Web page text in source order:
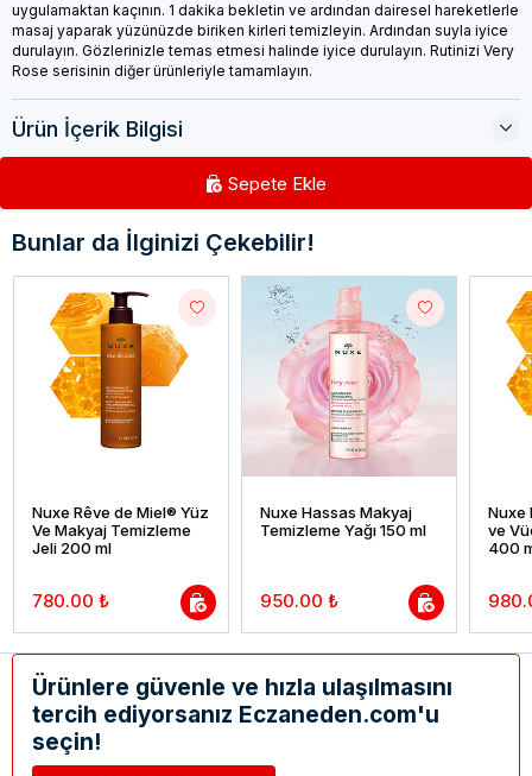
uygulamaktan kaçının. 1 dakika bekletin ve ardından dairesel hareketlerle
masaj yaparak yüzünüzde biriken kirleri temizleyin. Ardından suyla iyice
durulayın. Gözlerinizle temas etmesi halinde iyice durulayın. Rutinizi Very
Rose serisinin diğer ürünleriyle tamamlayın.
Ürün İçerik Bilgisi
Sepete Ekle
Bunlar da İlginizi Çekebilir!
Nuxe Rêve de Miel® Yüz
Ve Makyaj Temizleme
Jeli 200 ml
780.00 ₺
Nuxe Hassas Makyaj
Temizleme Yağı 150 ml
950.00 ₺
Nuxe
ve
400
Ürünlere güvenle ve hızla ulaşılmasını
tercih ediyorsanız Eczaneden.com'u
seçin!